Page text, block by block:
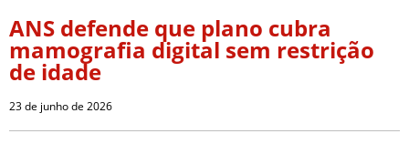
ANS defende que plano cubra
mamografia digital sem restrição
de idade
23 de junho de 2026